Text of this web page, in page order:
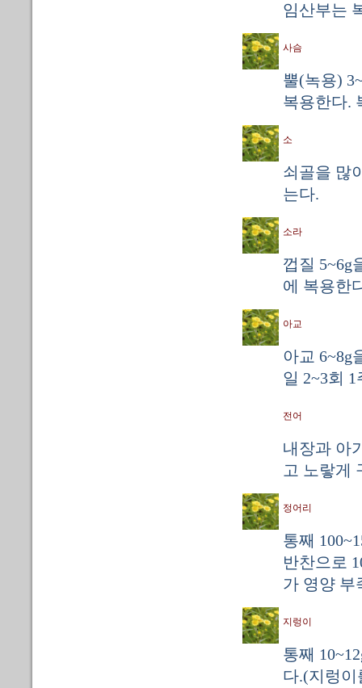
임산부는
사슴
뿔(녹용)
복용한다.
소
쇠골을 많
는다.
소라
껍질 5~6g
에 복용한
아교
아교 6~8g
일 2~3회
전어
내장과 아
고 노랗게
정어리
통째
반찬으로
가 영양 부
지렁이
통째
다.(지렁